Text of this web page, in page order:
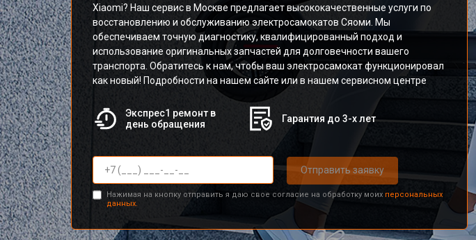
Xiaomi? Наш сервис в Москве предлагает высококачественные услуги по
восстановлению и обслуживанию электросамокатов Сяоми. Мы
обеспечиваем точную диагностику, квалифицированный подход и
использование оригинальных запчастей для долговечности вашего
транспорта. Обратитесь к нам, чтобы ваш электросамокат функционировал
как новый! Подробности на нашем сайте или в нашем сервисном центре
Экспрес1 ремонт в
день обращения
Гарантия до 3-х лет
Отправить заявку
Нажимая на кнопку отправить я даю свое согласие на обработку моих персональных
данных.